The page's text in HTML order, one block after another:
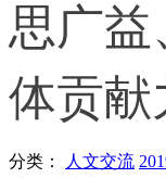
思广益
体贡献
分类： 人文交流